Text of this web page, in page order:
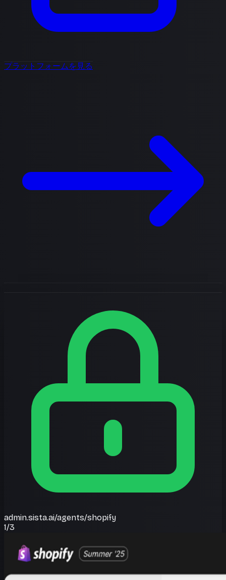
プラットフォームを見る
admin.sista.ai/agents/shopify
1/3